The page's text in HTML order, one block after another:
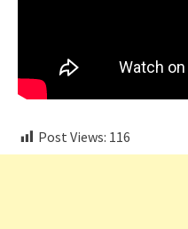
Post Views: 116